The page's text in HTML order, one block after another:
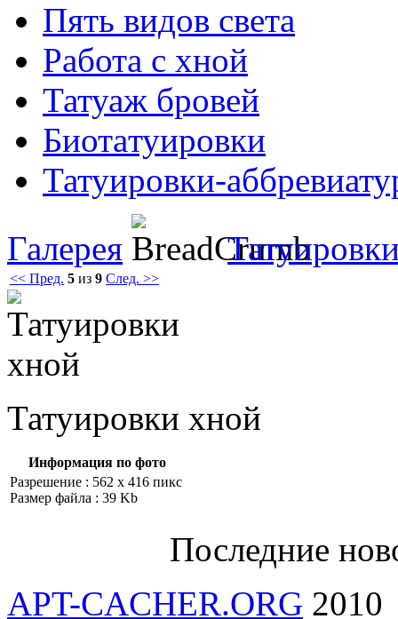
Пять видов светa
Работa с хнoй
Татуаж бровей
Биотaтуировки
Татуировки-
Галерея
<< Пред. 5 из 9 След. >>
Татуировки хнoй
Информация по фото
Разрешение : 562 x 416 пикс
Размер файла : 39 Kb
Последние
APT-CACHER.ORG 2010